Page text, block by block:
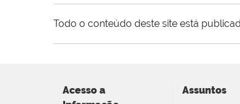
Todo o conteúdo deste site está
Acesso a
Assuntos